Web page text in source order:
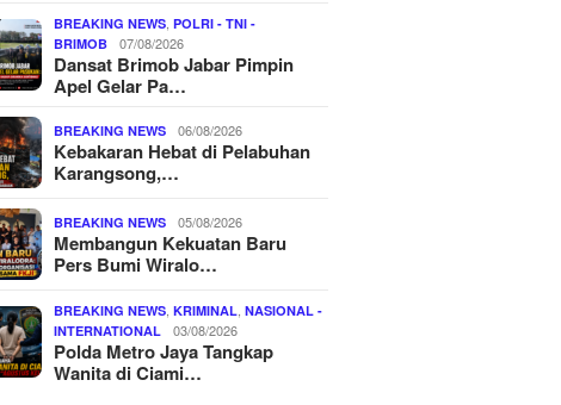
BREAKING NEWS ,POLRI - TNI -
BRIMOB
07/08/2026
Dansat Brimob Jabar Pimpin
Apel Gelar Pa…
BREAKING NEWS 06/08/2026
Kebakaran Hebat di Pelabuhan
Karangsong,…
BREAKING NEWS 05/08/2026
Membangun Kekuatan Baru
Pers Bumi Wiralo…
BREAKING NEWS ,KRIMINAL ,NASIONAL -
INTERNATIONAL
03/08/2026
Polda Metro Jaya Tangkap
Wanita di Ciami…